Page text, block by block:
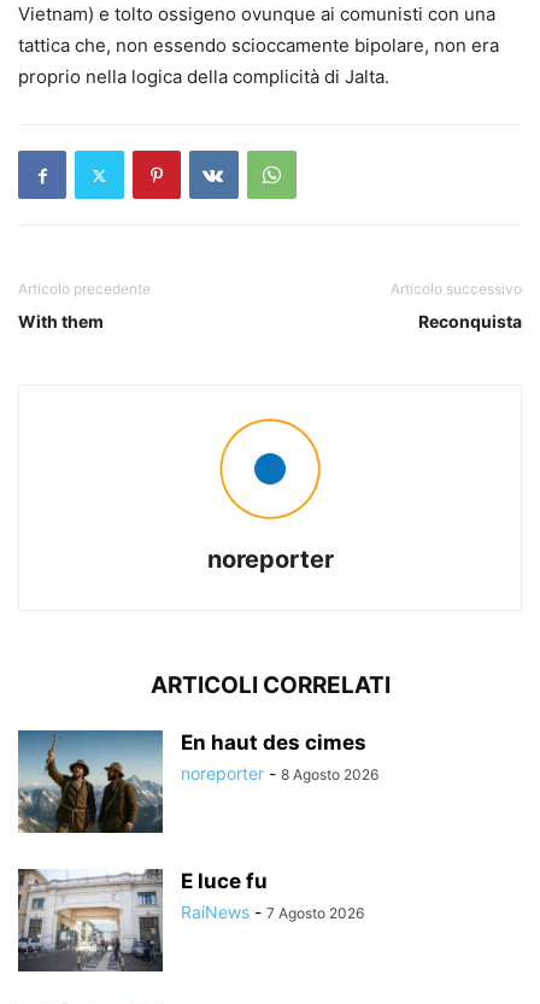
Vietnam) e tolto ossigeno ovunque ai comunisti con una
tattica che, non essendo scioccamente bipolare, non era
proprio nella logica della complicità di Jalta.
Articolo precedente
With them
Articolo successivo
Reconquista
noreporter
ARTICOLI CORRELATI
En haut des cimes
noreporter - 8 Agosto 2026
E luce fu
RaiNews - 7 Agosto 2026